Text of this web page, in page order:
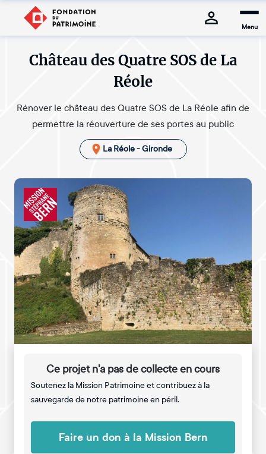
Menu
Château des Quatre SOS de La
Réole
Rénover le château des Quatre SOS de La Réole afin de
permettre la réouverture de ses portes au public
La Réole - Gironde
Ce projet n'a pas de collecte en cours
Soutenez la Mission Patrimoine et contribuez à la
sauvegarde de notre patrimoine en péril.
Faire un don à la Mission Bern